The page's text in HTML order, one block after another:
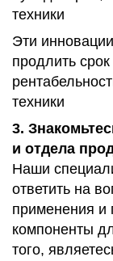
техники
Эти
продлить
техники
3.
и отдела
Наши
ответить на
применения и
компоненты
того,